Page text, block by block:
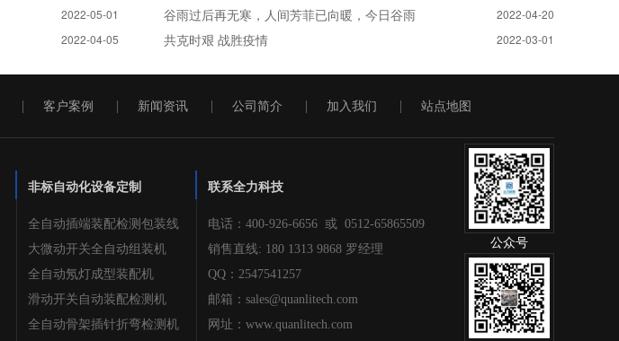
2022-05-01 2022-04-20
谷雨过后再无寒，人间芳菲已向暖，今日谷雨
2022-04-05 2022-03-01
共克时艰 战胜疫情
客户案例 新闻资讯 公司简介 加入我们 站点地图
非标自动化设备定制
全自动插端装配检测包装线
大微动开关全自动组装机
全自动氖灯成型装配机
滑动开关自动装配检测机
全自动骨架插针折弯检测机
联系全力科技
电话：400-926-6656 或 0512-65865509
销售直线: 180 1313 9868 罗经理
QQ：2547541257
邮箱：sales@quanlitech.com
网址：www.quanlitech.com
公众号